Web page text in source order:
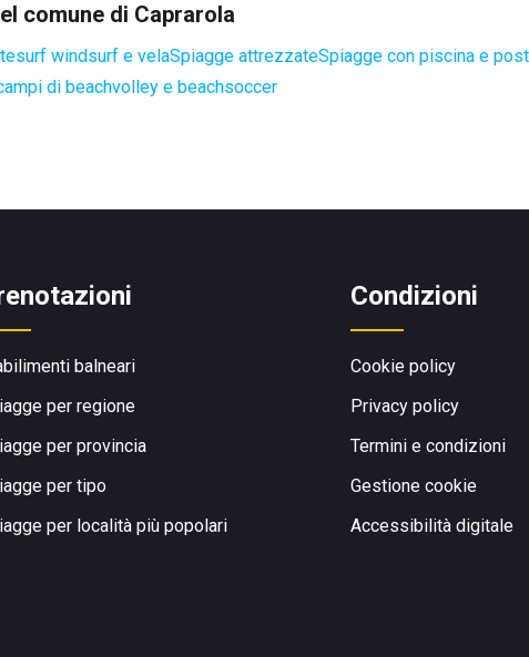
comune di Caprarola
windsurf e velaSpiagge attrezzateSpiagge con piscina e
di beachvolley e beachsoccer
balneari
per regione
per provincia
per tipo
per località più popolari
Condizioni
Cookie policy
Privacy policy
Termini e condizioni
Gestione cookie
Accessibilità digitale